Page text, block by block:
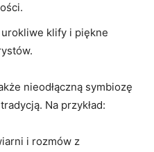
urokliwe klify i piękne
nieodłączną symbiozę
Na przykład:
i rozmów z